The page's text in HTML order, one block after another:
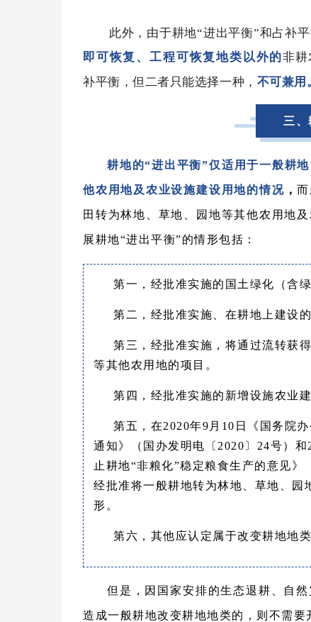
此外，由于耕地“进出平衡”和占补
即可恢复、工程可恢复地类以外的非耕
补平衡，但二者只能选择一种， 不可兼用
三、
耕地的“进出平衡”仅适用于一般耕
他农用地及农业设施建设用地的情况 ，
田转为林地、草地、园地等其他农用地
展耕地“进出平衡”的情形包括：
第一，经批准实施的国土绿化（含绿
第二，经批准实施、在耕地上建设
第三，经批准实施，将通过流转获
等其他农用地的项目。
第四，经批准实施的新增设施农业建
第五，在2020年9月10日《国务院
通知》（国办发明电〔2020〕24号）
止耕地“非粮化”稳定粮食生产的意见
经批准将一般耕地转为林地、草地、园
形。
第六，其他应认定属于改变耕地地
但是，因国家安排的生态退耕、自
造成一般耕地改变耕地地类的，则不需要